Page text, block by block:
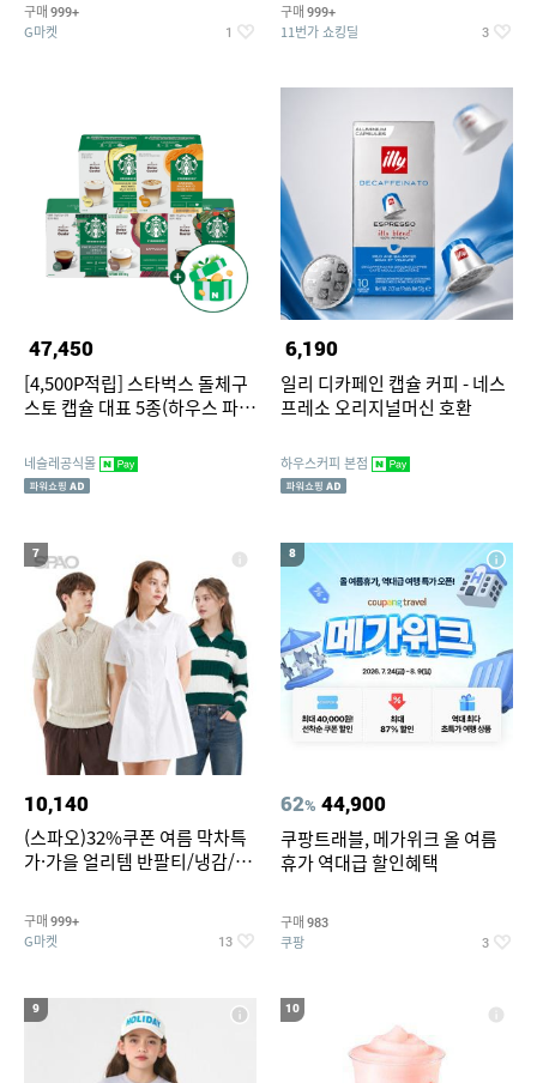
구매 999+
G마켓 1
구매 999+
11번가 쇼킹딜 3
47,450
[4,500P적립] 스타벅스 돌체구
스토 캡슐 대표 5종(하우스 파이
스아메리카노)
네슬레공식몰
6,190
일리 디카페인 캡슐 커피 - 네스
프레소 오리지널머신 호환
하우스커피 본점
7
10,140
(스파오)32%쿠폰 여름 막차특
가·가을 얼리템 반팔티/냉감/반
건 외 ~74%OFF
구매 999+
G마켓 13
8
62% 44,900
쿠팡트래블, 메가위크 올 여름
휴가 역대급 할인혜택
구매 983
쿠팡 3
9 10